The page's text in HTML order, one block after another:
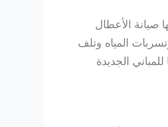
الأعطال
المياه وتلف
الجديدة